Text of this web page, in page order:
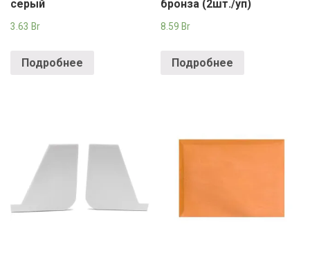
серый
3.63 Br
Подробнее
бронза (2шт./уп)
8.59 Br
Подробнее